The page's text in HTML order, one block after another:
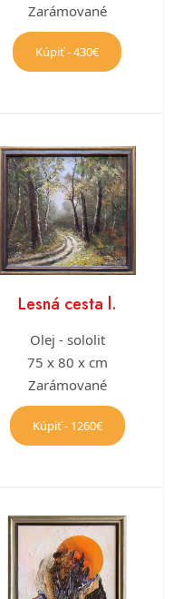
Zarámované
Kúpiť - 430€
Lesná cesta l.
Olej - sololit
75 x 80 x cm
Zarámované
Kúpiť - 1260€